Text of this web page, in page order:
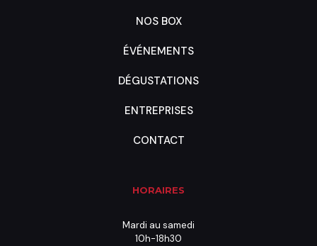
NOS BOX
ÉVÉNEMENTS
DÉGUSTATIONS
ENTREPRISES
CONTACT
HORAIRES
Mardi au samedi
10h-18h30